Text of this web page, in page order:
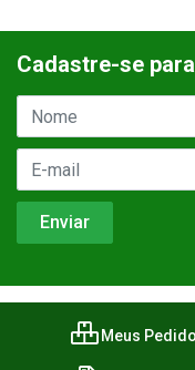
Cadastre-se
Meus